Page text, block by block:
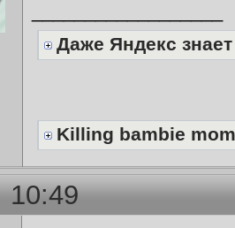
Даже Яндекс знает
Killing bambie mom
10:49